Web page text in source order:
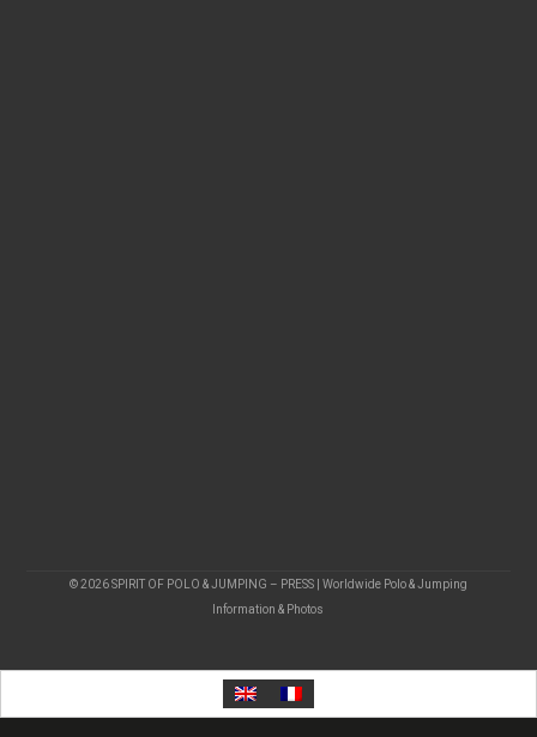
© 2026 SPIRIT OF POLO & JUMPING – PRESS | Worldwide Polo & Jumping
Information & Photos